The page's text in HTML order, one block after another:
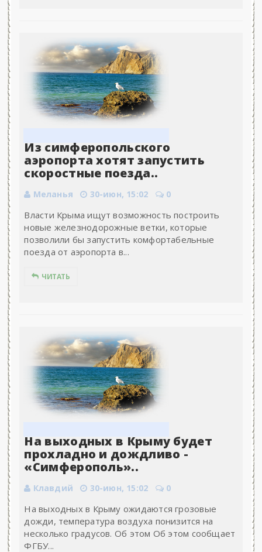
Из симферопольского
аэропорта хотят запустить
скоростные поезда..
Меланья 30-июн, 15:02 0
Власти Крыма ищут возможность построить
новые железнодорожные ветки, которые
позволили бы запустить комфортабельные
поезда от аэропорта в...
ЧИТАТЬ
На выходных в Крыму будет
прохладно и дождливо -
«Симферополь»..
Клавдий 30-июн, 15:02 0
На выходных в Крыму ожидаются грозовые
дожди, температура воздуха понизится на
несколько градусов. Об этом Об этом сообщает
ФГБУ...